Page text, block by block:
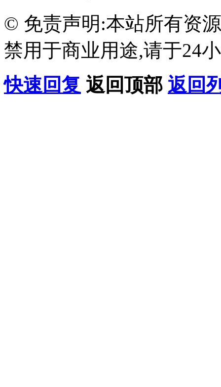
© 免责声明:本站所有资
禁用于商业用途,请于24
快速回复 返回顶部 返回